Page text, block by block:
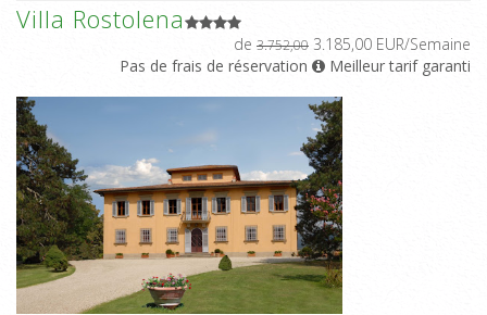
Villa Rostolena
de 3.752,00 3.185,00 EUR/Semaine
Pas de frais de réservation
Meilleur tarif garanti